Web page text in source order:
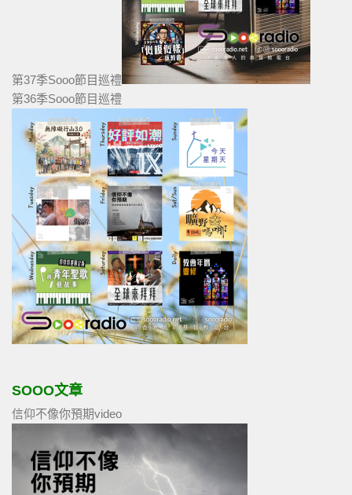
第37季Sooo節目巡禮
第36季Sooo節目巡禮
SOOO文章
信仰不像你預期video